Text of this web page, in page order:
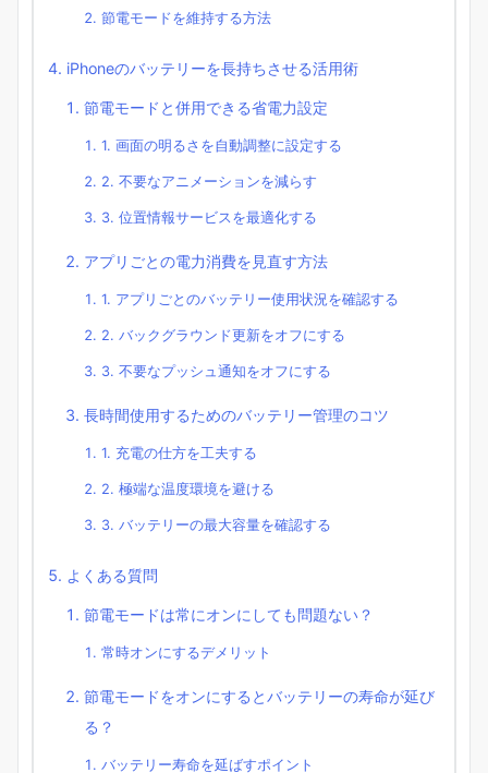
節電モードを維持する方法
iPhoneのバッテリーを長持ちさせる活用術
節電モードと併用できる省電力設定
1. 画面の明るさを自動調整に設定する
2. 不要なアニメーションを減らす
3. 位置情報サービスを最適化する
アプリごとの電力消費を見直す方法
1. アプリごとのバッテリー使用状況を確認する
2. バックグラウンド更新をオフにする
3. 不要なプッシュ通知をオフにする
長時間使用するためのバッテリー管理のコツ
1. 充電の仕方を工夫する
2. 極端な温度環境を避ける
3. バッテリーの最大容量を確認する
よくある質問
節電モードは常にオンにしても問題ない？
常時オンにするデメリット
節電モードをオンにするとバッテリーの寿命が延び
る？
バッテリー寿命を延ばすポイント